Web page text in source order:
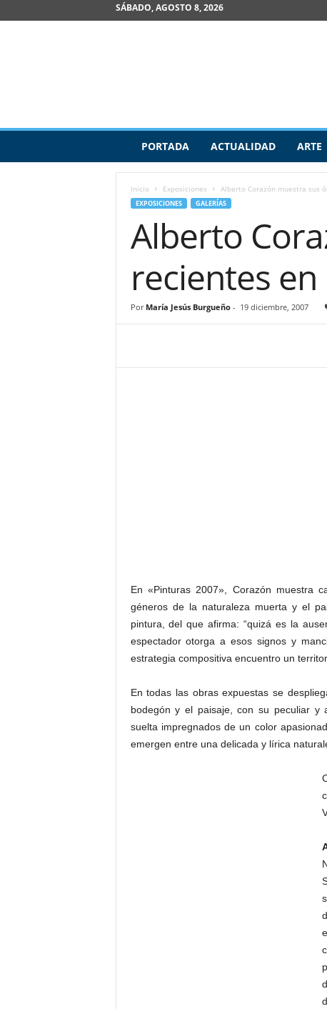
SÁBADO, AGOSTO 8, 2026
v
PORTADA ACTUALIDAD ARTE
Inicio Exposiciones Alberto Corazón muestra sus
EXPOSICIONES GALERÍAS
Alberto
recientes
Por María Jesús Burgueño- 19 diciembre, 2007
En «Pinturas 2007», Corazón muestra
géneros de la naturaleza muerta y el
pintura, del que afirma: “quizá es la
espectador otorga a esos signos y
estrategia compositiva encuentro un
En todas las obras expuestas se
bodegón y el paisaje, con su peculiar y
suelta impregnados de un color
emergen entre una delicada y lírica